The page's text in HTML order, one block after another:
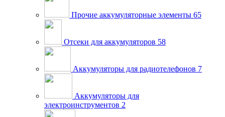
Прочие аккумуляторные элементы 65
Отсеки для аккумуляторов 58
Аккумуляторы для радиотелефонов 7
Аккумуляторы для
электроинструментов 2